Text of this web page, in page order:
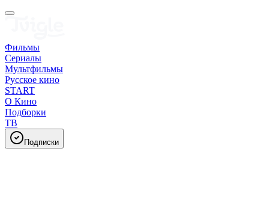
Фильмы
Сериалы
Мультфильмы
Русское кино
START
О Кино
Подборки
ТВ
Подписки